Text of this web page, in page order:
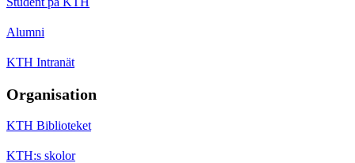
Alumni
KTH Intranät
Organisation
KTH Biblioteket
KTH:s skolor